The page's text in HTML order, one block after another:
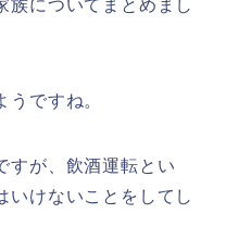
族についてまとめまし
ですね。
すが、飲酒運転とい
いけないことをしてし